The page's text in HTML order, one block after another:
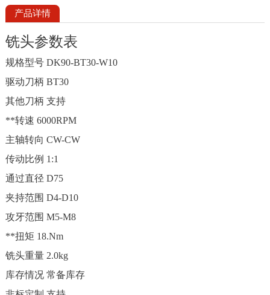
产品详情
铣头参数表
规格型号 DK90-BT30-W10
驱动刀柄 BT30
其他刀柄 支持
**转速 6000RPM
主轴转向 CW-CW
传动比例 1:1
通过直径 D75
夹持范围 D4-D10
攻牙范围 M5-M8
**扭矩 18.Nm
铣头重量2.0kg
库存情况 常备库存